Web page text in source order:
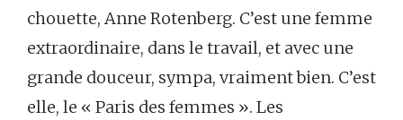
chouette, Anne Rotenberg. C’est une femme
extraordinaire, dans le travail, et avec une
grande douceur, sympa, vraiment bien. C’est
elle, le « Paris des femmes ». Les